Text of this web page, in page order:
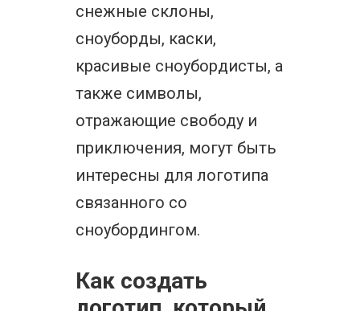
снежные склоны,
сноуборды, каски,
красивые сноубордисты, а
также символы,
отражающие свободу и
приключения, могут быть
интересны для логотипа
связанного со
сноубордингом.
Как создать